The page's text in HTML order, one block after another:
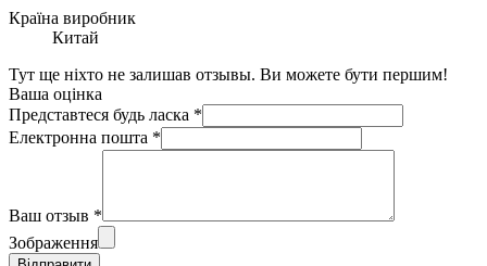
Країна виробник
Китай
Тут ще ніхто не залишав отзывы. Ви можете бути першим!
Ваша оцінка
Представтеся будь ласка *
Електронна пошта *
Ваш отзыв *
Зображення